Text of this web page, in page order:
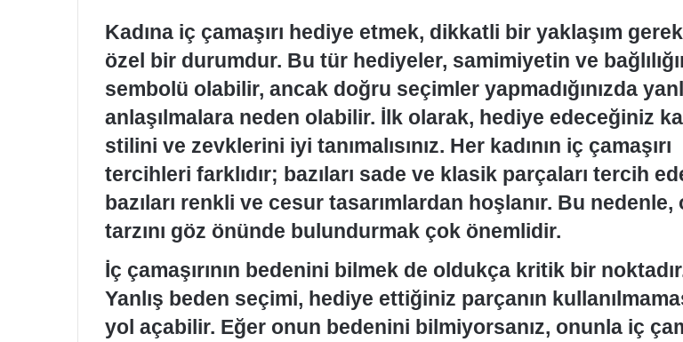
Kadına iç çamaşırı hediye etmek, dikkatli bir yaklaşım
özel bir durumdur. Bu tür hediyeler, samimiyetin ve
sembolü olabilir, ancak doğru seçimler yapmadığınızda
anlaşılmalara neden olabilir. İlk olarak, hediye edeceğiniz
stilini ve zevklerini iyi tanımalısınız. Her kadının iç çamaşırı
tercihleri farklıdır; bazıları sade ve klasik parçaları tercih
bazıları renkli ve cesur tasarımlardan hoşlanır. Bu nedenle,
tarzını göz önünde bulundurmak çok önemlidir.
İç çamaşırının bedenini bilmek de oldukça kritik bir
Yanlış beden seçimi, hediye ettiğiniz parçanın
yol açabilir. Eğer onun bedenini bilmiyorsanız, onunla iç